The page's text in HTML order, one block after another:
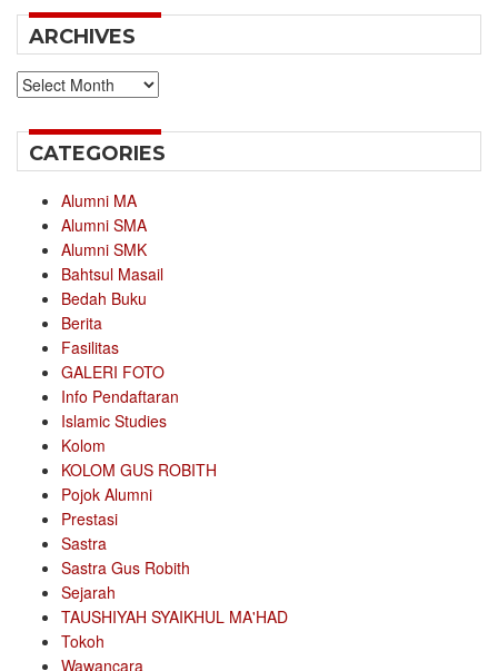
ARCHIVES
Archives
CATEGORIES
Alumni MA
Alumni SMA
Alumni SMK
Bahtsul Masail
Bedah Buku
Berita
Fasilitas
GALERI FOTO
Info Pendaftaran
Islamic Studies
Kolom
KOLOM GUS ROBITH
Pojok Alumni
Prestasi
Sastra
Sastra Gus Robith
Sejarah
TAUSHIYAH SYAIKHUL MA'HAD
Tokoh
Wawancara